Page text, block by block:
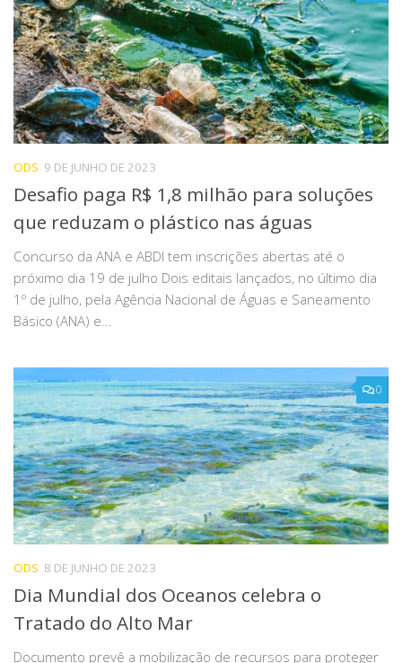
ODS 9 DE JUNHO DE 2023
Desafio paga R$ 1,8 milhão para soluções
que reduzam o plástico nas águas
Concurso da ANA e ABDI tem inscrições abertas até o
próximo dia 19 de julho Dois editais lançados, no último dia
1º de julho, pela Agência Nacional de Águas e Saneamento
Básico (ANA) e...
0
ODS 8 DE JUNHO DE 2023
Dia Mundial dos Oceanos celebra o
Tratado do Alto Mar
Documento prevê a mobilização de recursos para proteger